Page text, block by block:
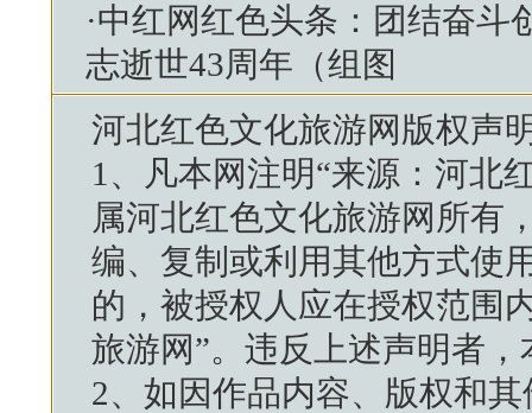
·中红网红色头条：团结奋
志逝世43周年（组图
河北红色文化旅游网 版权声
1、凡本网注明“来源： 河北
属河北红色文化旅游网 所有
编、复制或利用其他方式使
的，被授权人应在授权范围
旅游网”。违反上述声明者
2、如因作品内容、版权和